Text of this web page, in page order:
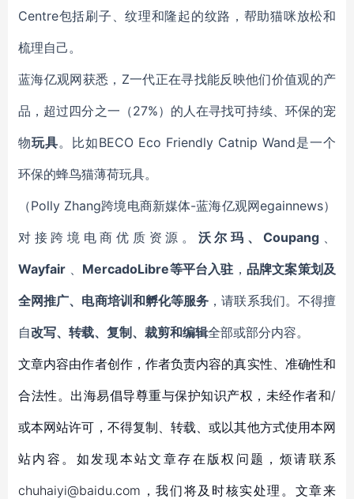
Centre包括刷子、纹理和隆起的纹路，帮助猫咪放松和
梳理自己。
蓝海亿观网获悉， Z一代正在寻找能反映他们价值观的产
品，超过四分之一（27%）的人在寻找可持续、环保的宠
物玩具。比如BECO Eco Friendly Catnip Wand是一个
环保的蜂鸟猫薄荷玩具。
（Polly Zhang跨境电商新媒体-蓝海亿观网egainnews）
对接跨境电商优质资源。 沃尔玛、Coupang 、
Wayfair 、 MercadoLibre等平台入驻 ， 品牌文案策划及
全网推广、电商培训和孵化等服务 ，请联系我们。不得擅
自改写、转载、复制、裁剪和编辑全部或部分内容。
文章内容由作者创作，作者负责内容的真实性、准确性和
合法性。出海易倡导尊重与保护知识产权，未经作者和/
或本网站许可，不得复制、转载、或以其他方式使用本网
站内容。如发现本站文章存在版权问题，烦请联系
chuhaiyi@baidu.com，我们将及时核实处理。文章来